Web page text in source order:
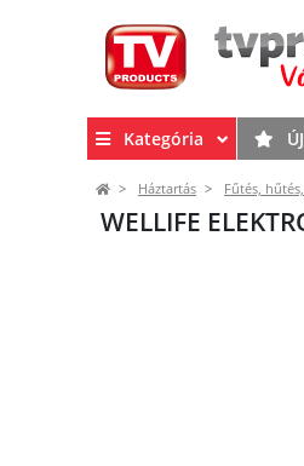
Kategória
Háztartás Fűtés,
WELLIFE